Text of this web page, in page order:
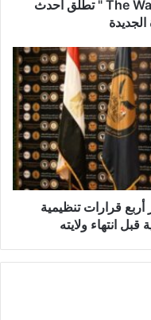
شركة " The Waterway Development " تطلق احدث
أربع قرارات تنظيمية
انتهاء ولايته